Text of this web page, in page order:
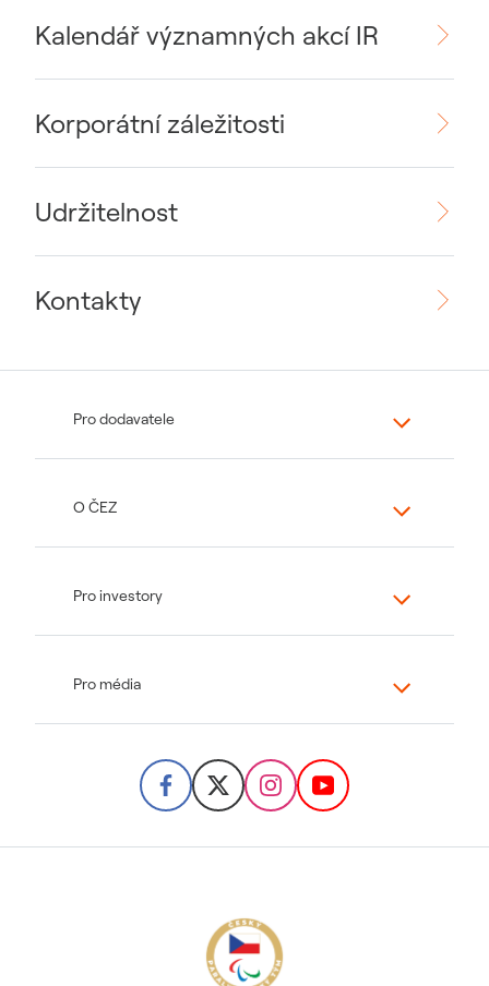
Kalendář významných akcí IR
Korporátní záležitosti
Udržitelnost
Kontakty
Pro dodavatele
O ČEZ
Pro investory
Pro média